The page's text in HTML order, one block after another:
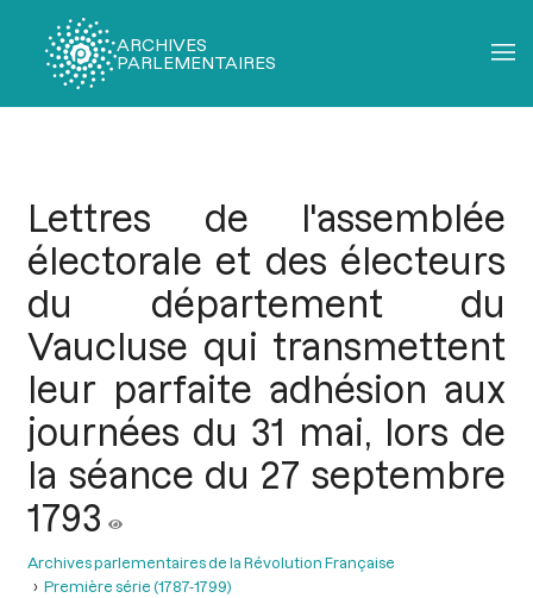
ARCHIVES
PARLEMENTAIRES
Lettres de l'assemblée
électorale et des électeurs
du département du
Vaucluse qui transmettent
leur parfaite adhésion aux
journées du 31 mai, lors de
la séance du 27 septembre
1793
Archives parlementaires de la Révolution Française
Première série (1787-1799)